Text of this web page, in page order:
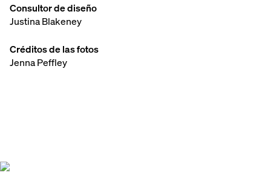
Consultor de diseño
Justina Blakeney
Créditos de las fotos
Jenna Peffley